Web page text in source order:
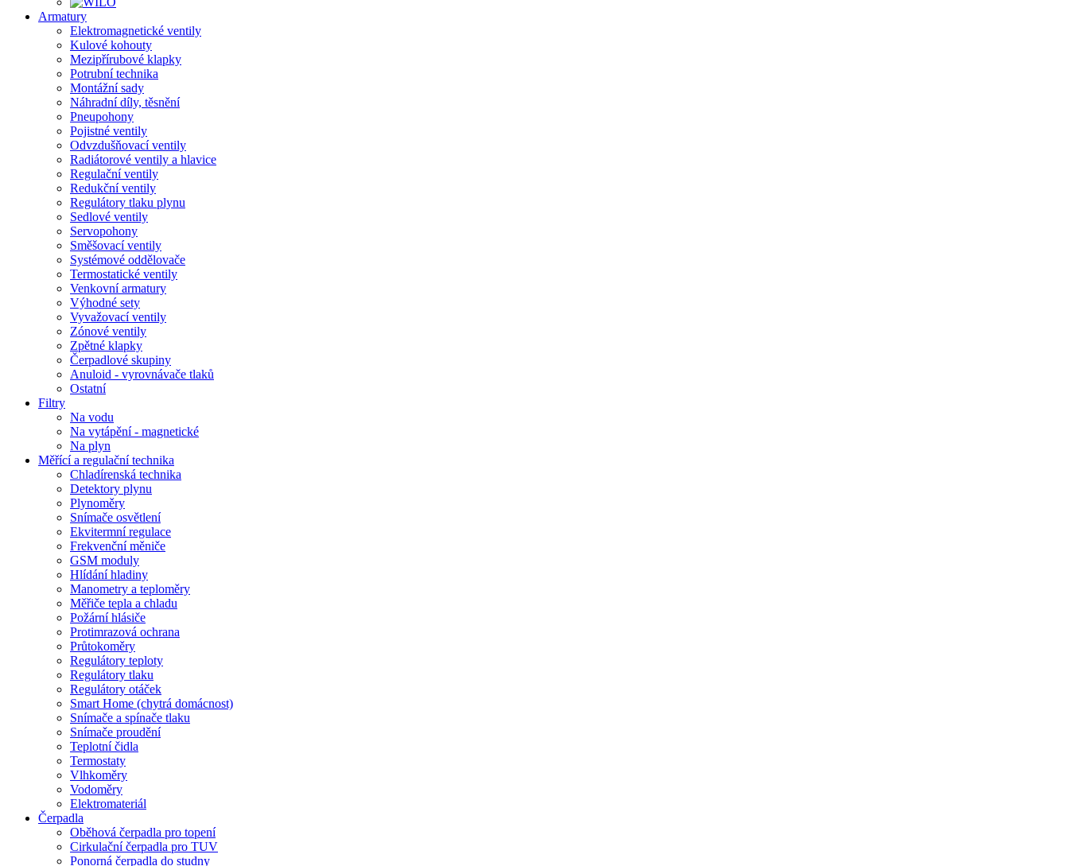
Armatury
Elektromagnetické ventily
Kulové kohouty
Mezipřírubové klapky
Potrubní technika
Montážní sady
Náhradní díly, těsnění
Pneupohony
Pojistné ventily
Odvzdušňovací ventily
Radiátorové ventily a hlavice
Regulační ventily
Redukční ventily
Regulátory tlaku plynu
Sedlové ventily
Servopohony
Směšovací ventily
Systémové oddělovače
Termostatické ventily
Venkovní armatury
Výhodné sety
Vyvažovací ventily
Zónové ventily
Zpětné klapky
Čerpadlové skupiny
Anuloid - vyrovnávače tlaků
Ostatní
Filtry
Na vodu
Na vytápění - magnetické
Na plyn
Měřící a regulační technika
Chladírenská technika
Detektory plynu
Plynoměry
Snímače osvětlení
Ekvitermní regulace
Frekvenční měniče
GSM moduly
Hlídání hladiny
Manometry a teploměry
Měřiče tepla a chladu
Požární hlásiče
Protimrazová ochrana
Průtokoměry
Regulátory teploty
Regulátory tlaku
Regulátory otáček
Smart Home (chytrá domácnost)
Snímače a spínače tlaku
Snímače proudění
Teplotní čidla
Termostaty
Vlhkoměry
Vodoměry
Elektromateriál
Čerpadla
Oběhová čerpadla pro topení
Cirkulační čerpadla pro TUV
Ponorná čerpadla do studny